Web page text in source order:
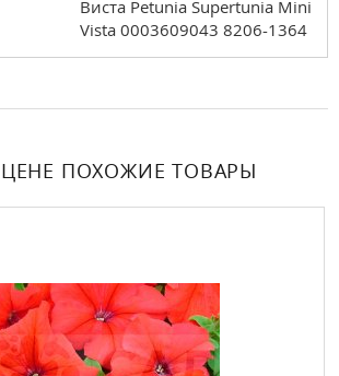
Виста Petunia Supertunia Mini
Vista 0003609043 8206-1364
ПОХОЖИЕ ТОВАРЫ